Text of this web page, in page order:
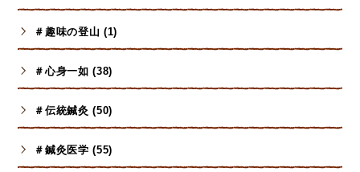
＃趣味の登山 (1)
＃心身一如 (38)
＃伝統鍼灸 (50)
＃鍼灸医学 (55)